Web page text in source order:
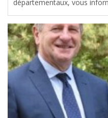
départementaux, vous
avec leur soutien en faveur
la Commission Permanente
montant total de ces aides[